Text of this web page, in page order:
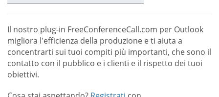
Il nostro plug-in FreeConferenceCall.com per Outlook
migliora l'efficienza della produzione e ti aiuta a
concentrarti sui tuoi compiti più importanti, che sono il
contatto con il pubblico e i clienti e il rispetto dei tuoi
obiettivi.